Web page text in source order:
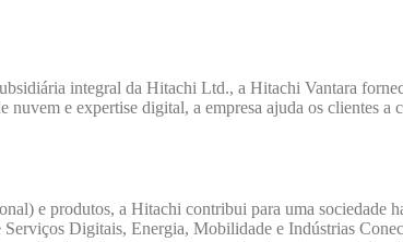
integral da Hitachi Ltd., a Hitachi Vantara
e expertise digital, a empresa ajuda os clientes a
e produtos, a Hitachi contribui para uma sociedade
Digitais, Energia, Mobilidade e Indústrias